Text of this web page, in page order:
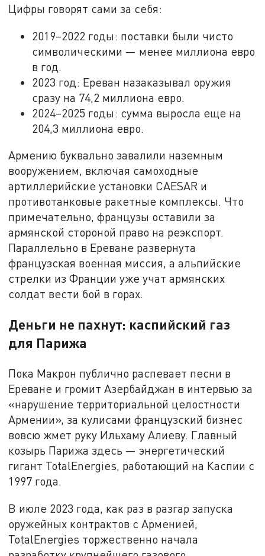
Цифры говорят сами за себя:
2019–2022 годы: поставки были чисто
символическими — менее миллиона евро
в год.
2023 год: Ереван назаказывал оружия
сразу на 74,2 миллиона евро.
2024–2025 годы: сумма выросла еще на
204,3 миллиона евро.
Армению буквально завалили наземным
вооружением, включая самоходные
артиллерийские установки CAESAR и
противотанковые ракетные комплексы. Что
примечательно, французы оставили за
армянской стороной право на реэкспорт.
Параллельно в Ереване развернута
французская военная миссия, а альпийские
стрелки из Франции уже учат армянских
солдат вести бой в горах.
Деньги не пахнут: каспийский газ
для Парижа
Пока Макрон публично распевает песни в
Ереване и громит Азербайджан в интервью за
«нарушение территориальной целостности
Армении», за кулисами французский бизнес
вовсю жмет руку Ильхаму Алиеву. Главный
козырь Парижа здесь — энергетический
гигант TotalEnergies, работающий на Каспии с
1997 года.
В июле 2023 года, как раз в разгар запуска
оружейных контрактов с Арменией,
TotalEnergies торжественно начала